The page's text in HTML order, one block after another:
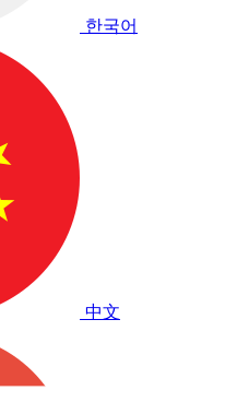
한국어
中文